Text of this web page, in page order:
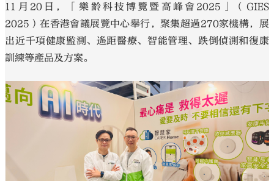
11月20日，「樂齡科技博覽暨高峰會2025」（GIES
2025）在香港會議展覽中心舉行，聚集超過270家機構，展
出近千項健康監測、遙距醫療、智能管理、跌倒偵測和復康
訓練等產品及方案。